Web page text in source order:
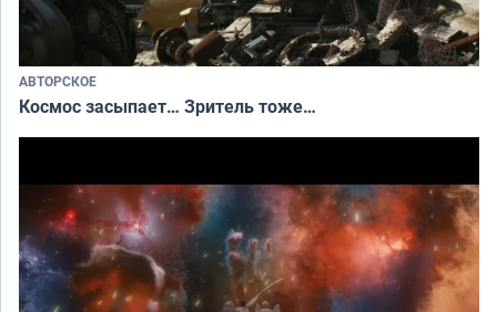
АВТОРСКОЕ
Космос засыпает… Зритель тоже…